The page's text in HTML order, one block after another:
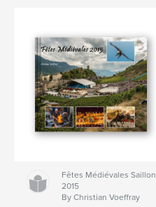
Fêtes Médiévales Saillon
2015
By Christian Voeffray